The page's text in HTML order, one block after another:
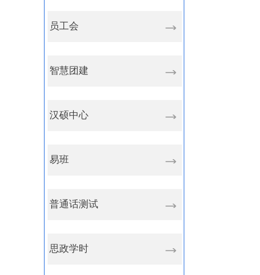
员工会
智慧团建
汉硕中心
易班
普通话测试
思政学时